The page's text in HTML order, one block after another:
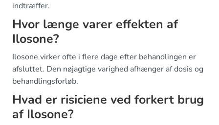
indtræffer.
Hvor længe varer effekten af
Ilosone?
Ilosone virker ofte i flere dage efter behandlingen er
afsluttet. Den nøjagtige varighed afhænger af dosis og
behandlingsforløb.
Hvad er risiciene ved forkert brug
af Ilosone?